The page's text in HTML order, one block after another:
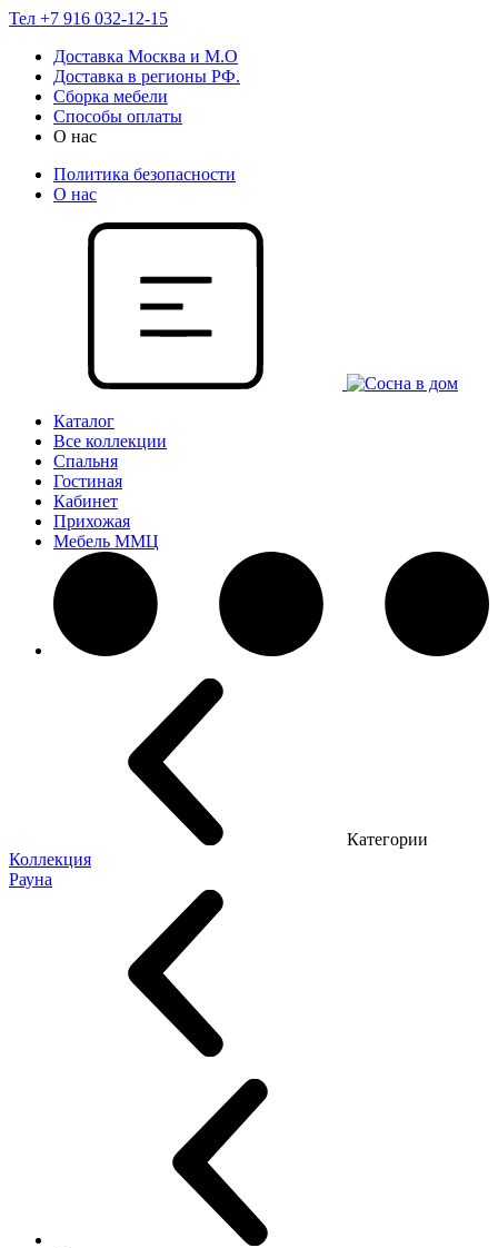
Тел +7 916 032-12-15
Доставка Москва и М.О
Доставка в регионы РФ.
Сборка мебели
Способы оплаты
О нас
Политика безопасности
О нас
Каталог
Все коллекции
Спальня
Гостиная
Кабинет
Прихожая
Мебель ММЦ
Категории
Коллекция
Рауна